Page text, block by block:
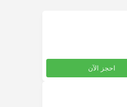
احجز الآن